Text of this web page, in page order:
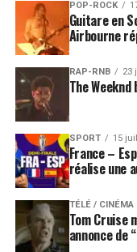
POP-ROCK
Guitare en
Airbourne
RAP-RNB 23
The
SPORT 15
France –
réalise une
TÉLÉ / CINÉMA
Tom Cruise
annonce de